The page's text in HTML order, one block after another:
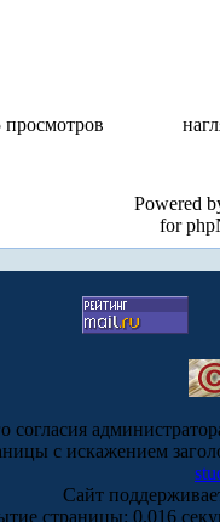
просмотров
Powered
for
с искажением
Сайт
страницы: 0.016